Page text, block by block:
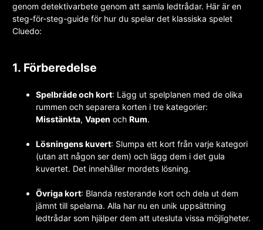
genom detektivarbete genom att samla ledtrådar. Här är en
steg-för-steg-guide för hur du spelar det klassiska spelet
Cluedo:
1. Förberedelse
Spelbräde och kort: Lägg ut spelplanen med de olika
rummen och separera korten i tre kategorier:
Misstänkta, Vapen och Rum.
Lösningens kuvert: Slumpa ett kort från varje kategori
(utan att någon ser dem) och lägg dem i det gula
kuvertet. Det innehåller mordets lösning.
Övriga kort: Blanda resterande kort och dela ut dem
jämnt till spelarna. Alla har nu en unik uppsättning
ledtrådar som hjälper dem att utesluta vissa möjligheter.